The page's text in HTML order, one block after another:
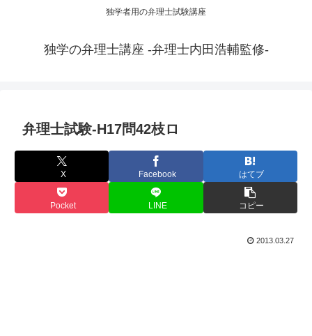
独学者用の弁理士試験講座
独学の弁理士講座 -弁理士内田浩輔監修-
弁理士試験-H17問42枝ロ
X Facebook はてブ
Pocket LINE コピー
2013.03.27